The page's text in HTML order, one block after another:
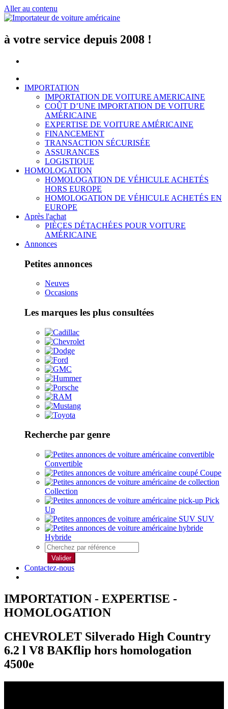
Aller au contenu
à votre service depuis 2008 !
IMPORTATION
IMPORTATION DE VOITURE AMERICAINE
COÛT D’UNE IMPORTATION DE VOITURE
AMÉRICAINE
EXPERTISE DE VOITURE AMÉRICAINE
FINANCEMENT
TRANSACTION SÉCURISÉE
ASSURANCES
LOGISTIQUE
HOMOLOGATION
HOMOLOGATION DE VÉHICULE ACHETÉS
HORS EUROPE
HOMOLOGATION DE VÉHICULE ACHETÉS EN
EUROPE
Après l'achat
PIÈCES DÉTACHÉES POUR VOITURE
AMÉRICAINE
Annonces
Petites annonces
Neuves
Occasions
Les marques les plus consultées
Recherche par genre
Convertible
Coupe
Collection
Pick
Up
SUV
Hybride
Valider
Contactez-nous
IMPORTATION - EXPERTISE -
HOMOLOGATION
CHEVROLET Silverado High Country
6.2 l V8 BAKflip hors homologation
4500e